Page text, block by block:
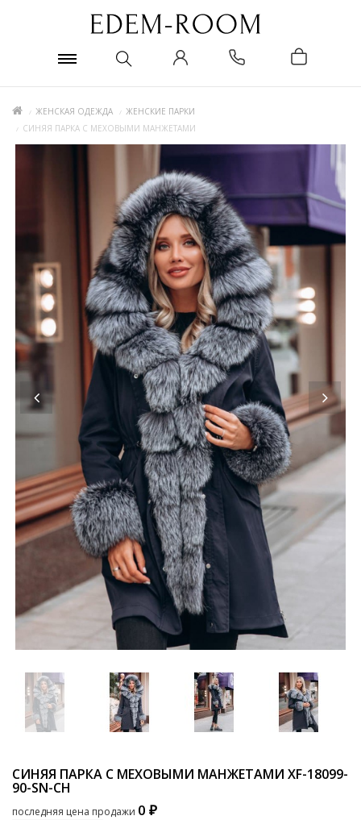
ЖЕНСКАЯ ОДЕЖДА
ЖЕНСКИЕ ПАРКИ
СИНЯЯ ПАРКА С МЕХОВЫМИ МАНЖЕТАМИ
СИНЯЯ ПАРКА С МЕХОВЫМИ МАНЖЕТАМИ XF-18099-
90-SN-CH
последняя цена продажи 0 ₽